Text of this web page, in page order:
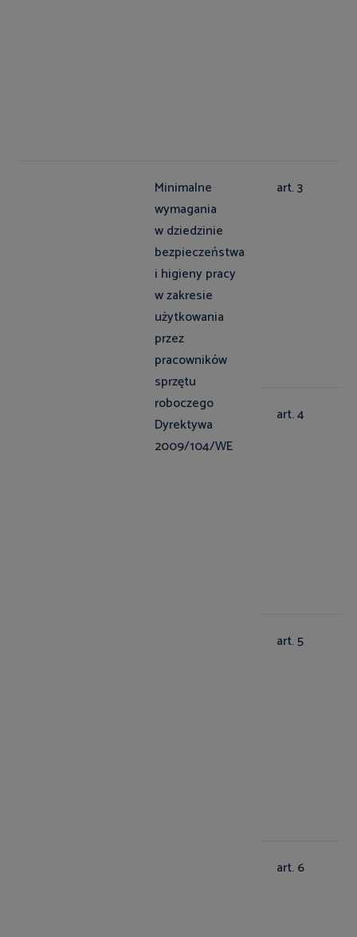
Minimalne
wymagania
w dziedzinie
bezpieczeństwa
i higieny pracy
w zakresie
użytkowania
przez
pracowników
sprzętu
roboczego
Dyrektywa
2009/104/WE
art. 3
art. 4
art. 5
art. 6